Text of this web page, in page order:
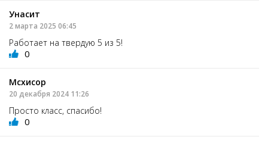
Унасит
2 марта 2025 06:45
Работает на твердую 5 из 5!
0
Мсхисор
20 декабря 2024 11:26
Просто класс, спасибо!
0